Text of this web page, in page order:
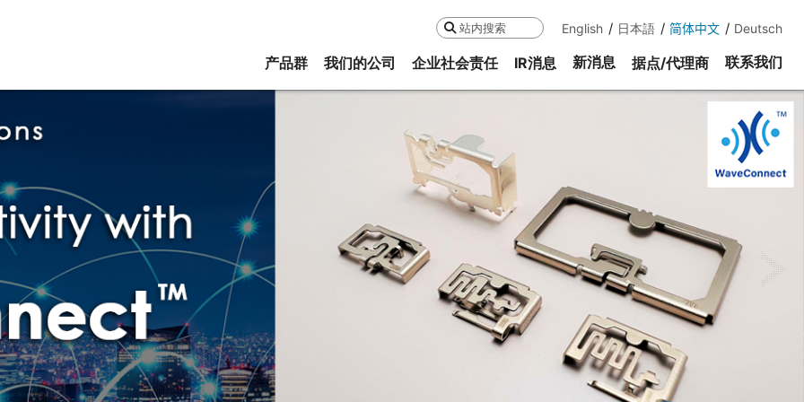
搜索 English 日本語 简体中文 Deutsch
产品群 我们的公司 企业社会责任 IR消息 新消息 据点/代理商 联系我们